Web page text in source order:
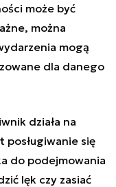
może być
można
mogą
dla danego
działa na
posługiwanie się
do podejmowania
lęk czy zasiać